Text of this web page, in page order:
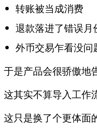
转账被当成消费
退款落进了错误月
外币交易乍看没
于是产品会很骄傲地
这其实不算导入工作
这只是换了个更体面